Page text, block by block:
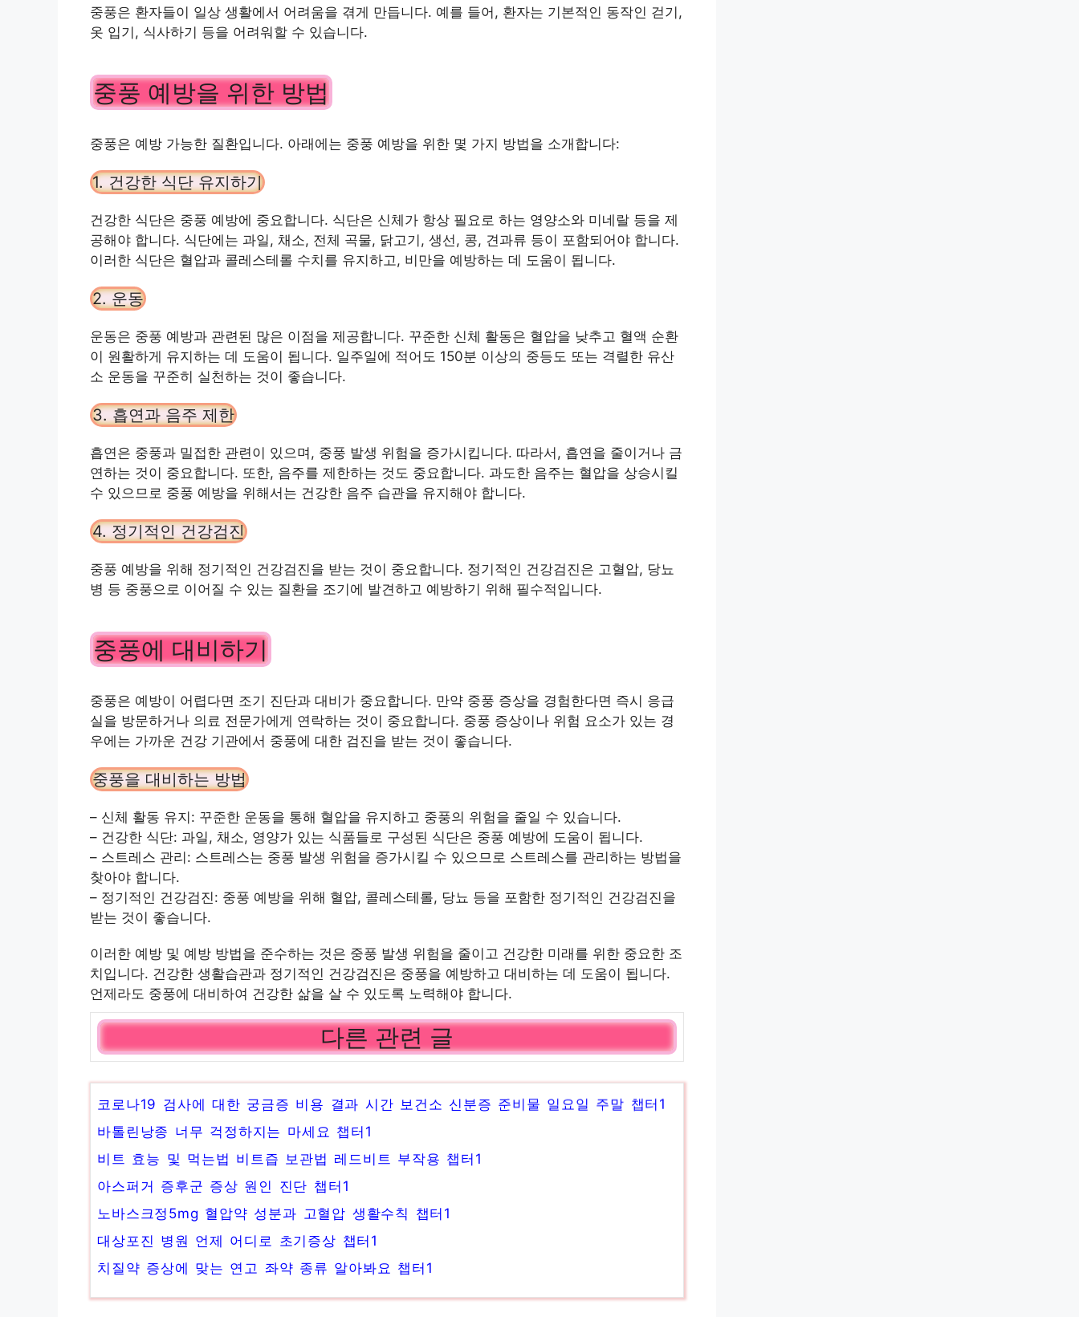
중풍은 환자들이 일상 생활에서 어려움을 겪게 만듭니다. 예를 들어, 환자는 기본적인 동작인 걷기,
옷 입기, 식사하기 등을 어려워할 수 있습니다.
중풍 예방을 위한 방법
중풍은 예방 가능한 질환입니다. 아래에는 중풍 예방을 위한 몇 가지 방법을 소개합니다:
1. 건강한 식단 유지하기
건강한 식단은 중풍 예방에 중요합니다. 식단은 신체가 항상 필요로 하는 영양소와 미네랄 등을 제
공해야 합니다. 식단에는 과일, 채소, 전체 곡물, 닭고기, 생선, 콩, 견과류 등이 포함되어야 합니다.
이러한 식단은 혈압과 콜레스테롤 수치를 유지하고, 비만을 예방하는 데 도움이 됩니다.
2. 운동
운동은 중풍 예방과 관련된 많은 이점을 제공합니다. 꾸준한 신체 활동은 혈압을 낮추고 혈액 순환
이 원활하게 유지하는 데 도움이 됩니다. 일주일에 적어도 150분 이상의 중등도 또는 격렬한 유산
소 운동을 꾸준히 실천하는 것이 좋습니다.
3. 흡연과 음주 제한
흡연은 중풍과 밀접한 관련이 있으며, 중풍 발생 위험을 증가시킵니다. 따라서, 흡연을 줄이거나 금
연하는 것이 중요합니다. 또한, 음주를 제한하는 것도 중요합니다. 과도한 음주는 혈압을 상승시킬
수 있으므로 중풍 예방을 위해서는 건강한 음주 습관을 유지해야 합니다.
4. 정기적인 건강검진
중풍 예방을 위해 정기적인 건강검진을 받는 것이 중요합니다. 정기적인 건강검진은 고혈압, 당뇨
병 등 중풍으로 이어질 수 있는 질환을 조기에 발견하고 예방하기 위해 필수적입니다.
중풍에 대비하기
중풍은 예방이 어렵다면 조기 진단과 대비가 중요합니다. 만약 중풍 증상을 경험한다면 즉시 응급
실을 방문하거나 의료 전문가에게 연락하는 것이 중요합니다. 중풍 증상이나 위험 요소가 있는 경
우에는 가까운 건강 기관에서 중풍에 대한 검진을 받는 것이 좋습니다.
중풍을 대비하는 방법
– 신체 활동 유지: 꾸준한 운동을 통해 혈압을 유지하고 중풍의 위험을 줄일 수 있습니다.
– 건강한 식단: 과일, 채소, 영양가 있는 식품들로 구성된 식단은 중풍 예방에 도움이 됩니다.
– 스트레스 관리: 스트레스는 중풍 발생 위험을 증가시킬 수 있으므로 스트레스를 관리하는 방법을
찾아야 합니다.
– 정기적인 건강검진: 중풍 예방을 위해 혈압, 콜레스테롤, 당뇨 등을 포함한 정기적인 건강검진을
받는 것이 좋습니다.
이러한 예방 및 예방 방법을 준수하는 것은 중풍 발생 위험을 줄이고 건강한 미래를 위한 중요한 조
치입니다. 건강한 생활습관과 정기적인 건강검진은 중풍을 예방하고 대비하는 데 도움이 됩니다.
언제라도 중풍에 대비하여 건강한 삶을 살 수 있도록 노력해야 합니다.
다른 관련 글
코로나19 검사에 대한 궁금증 비용 결과 시간 보건소 신분증 준비물 일요일 주말 챕터1
바톨린낭종 너무 걱정하지는 마세요 챕터1
비트 효능 및 먹는법 비트즙 보관법 레드비트 부작용 챕터1
아스퍼거 증후군 증상 원인 진단 챕터1
노바스크정5mg 혈압약 성분과 고혈압 생활수칙 챕터1
대상포진 병원 언제 어디로 초기증상 챕터1
치질약 증상에 맞는 연고 좌약 종류 알아봐요 챕터1